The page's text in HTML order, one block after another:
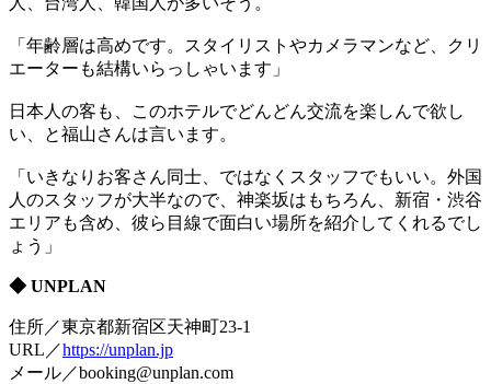
「年齢層は高めです。スタイリストやカメラマンなど、クリ
エーターも結構いらっしゃいます」
日本人の客も、このホテルでどんどん交流を楽しんで欲し
い、と福山さんは言います。
「いきなりお客さん同士、ではなくスタッフでもいい。外国
人のスタッフが大半なので、神楽坂はもちろん、新宿・渋谷
エリアも含め、彼ら目線で面白い場所を紹介してくれるでし
ょう」
◆ UNPLAN
住所／東京都新宿区天神町23-1
URL／https://unplan.jp
メール／booking@unplan.com